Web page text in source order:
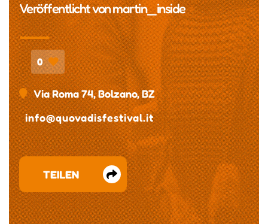
Veröffentlicht vonmartin_inside
0
Via Roma 74, Bolzano, BZ
info@quovadisfestival.it
TEILEN